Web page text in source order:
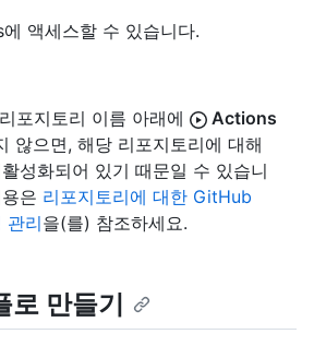
액세스할 수 있습니다.
포지토리 이름 아래에
Actions
않으면, 해당 리포지토리에 대해
성화되어 있기 때문일 수 있습니
은 리포지토리에 대한 GitHub
관리을(를) 참조하세요.
로 만들기